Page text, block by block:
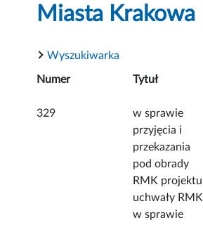
Miasta Krakowa
Wyszukiwarka
Numer Tytuł
329
w sprawie
przyjęcia i
przekazania
pod obrady
RMK projektu
uchwały RMK
w sprawie